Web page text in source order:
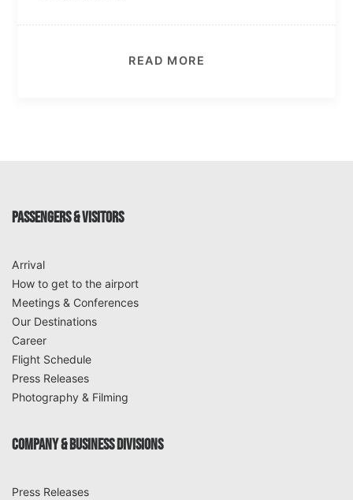
READ MORE
PASSENGERS & VISITORS
Arrival
How to get to the airport
Meetings & Conferences
Our Destinations
Career
Flight Schedule
Press Releases
Photography & Filming
COMPANY & BUSINESS DIVISIONS
Press Releases